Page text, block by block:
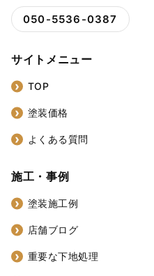
050-5536-0387
サイトメニュー
TOP
塗装価格
よくある質問
施工・事例
塗装施工例
店舗ブログ
重要な下地処理